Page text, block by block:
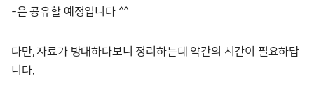
-은 공유할 예정입니다 ^^
다만, 자료가 방대하다보니 정리하는데 약간의 시간이 필요하답
니다.